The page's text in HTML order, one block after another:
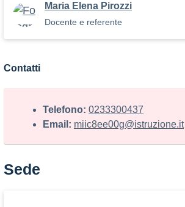
Maria Elena Pirozzi
Docente e referente
Contatti
Telefono: 0233300437
Email: miic8ee00g@istruzione.it
Sede